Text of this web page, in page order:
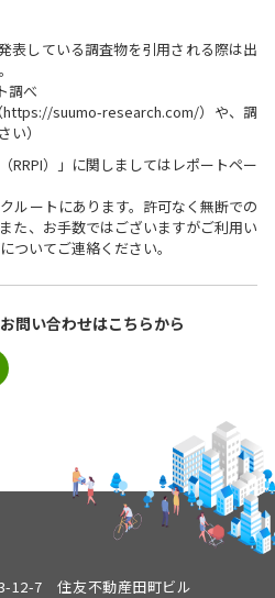
表している調査物を引用される際は出
調べ
https://suumo-research.com/）や、調
）
RRPI）」に関しましてはレポートペー
ルートにあります。許可なく無断での
た、お手数ではございますがご利用い
ついてご連絡ください。
お問い合わせはこちらから
12-7 住友不動産田町ビル